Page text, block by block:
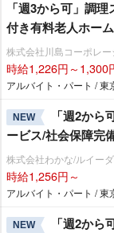
「週3から可」調
付き有料老人ホー
株式会社川島コーポレ
時給1,226円～1,300
アルバイト・パート / 東
NEW
「週2か
ービス/社会保障完
株式会社わかな/ルイー
時給1,256円～
アルバイト・パート / 東
NEW
「週2か